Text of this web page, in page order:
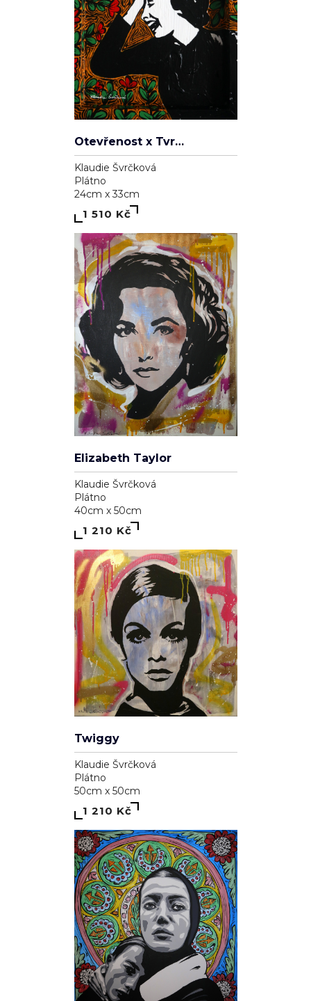
Plátno
24cm x 33cm
1 510 Kč
Elizabeth Taylor
Plátno
40cm x 50cm
1 210 Kč
Twiggy
Plátno
50cm x 50cm
1 210 Kč